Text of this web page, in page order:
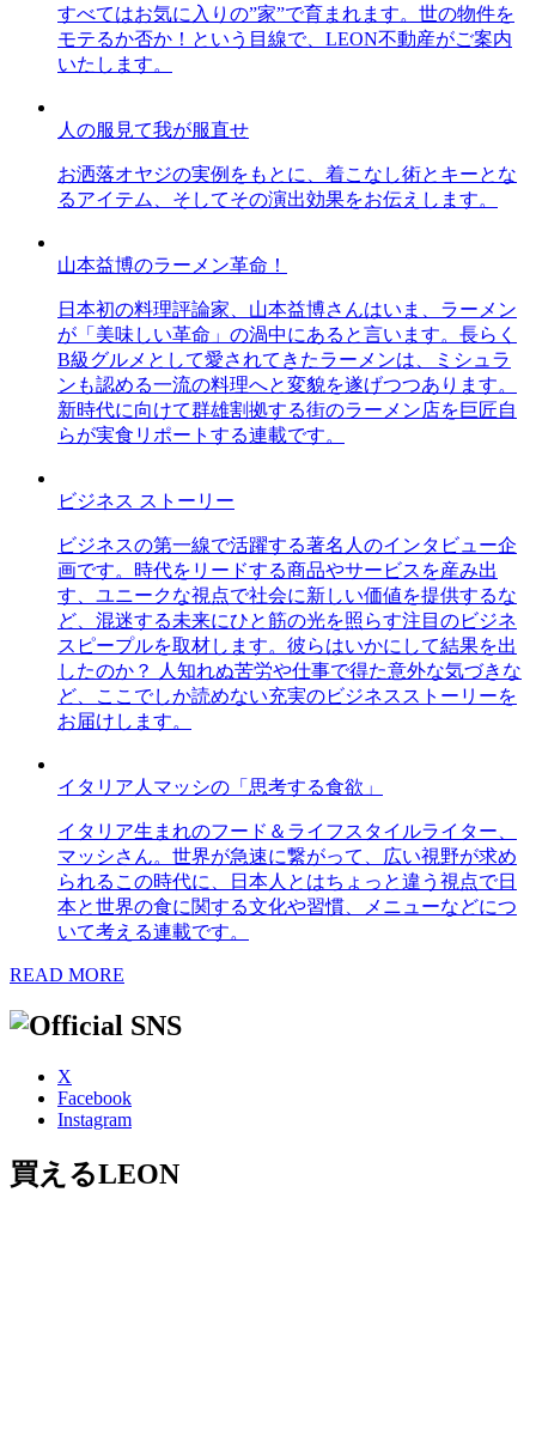
すべてはお気に入りの”家”で育まれます。世の物件を
モテるか否か！という目線で、LEON不動産がご案内
いたします。
人の服見て我が服直せ
お洒落オヤジの実例をもとに、着こなし術とキーとな
るアイテム、そしてその演出効果をお伝えします。
山本益博のラーメン革命！
日本初の料理評論家、山本益博さんはいま、ラーメン
が「美味しい革命」の渦中にあると言います。長らく
B級グルメとして愛されてきたラーメンは、ミシュラ
ンも認める一流の料理へと変貌を遂げつつあります。
新時代に向けて群雄割拠する街のラーメン店を巨匠自
らが実食リポートする連載です。
ビジネス ストーリー
ビジネスの第一線で活躍する著名人のインタビュー企
画です。時代をリードする商品やサービスを産み出
す、ユニークな視点で社会に新しい価値を提供するな
ど、混迷する未来にひと筋の光を照らす注目のビジネ
スピープルを取材します。彼らはいかにして結果を出
したのか？ 人知れぬ苦労や仕事で得た意外な気づきな
ど、ここでしか読めない充実のビジネスストーリーを
お届けします。
イタリア人マッシの「思考する食欲」
イタリア生まれのフード＆ライフスタイルライター、
マッシさん。世界が急速に繋がって、広い視野が求め
られるこの時代に、日本人とはちょっと違う視点で日
本と世界の食に関する文化や習慣、メニューなどにつ
いて考える連載です。
READ MORE
X
Facebook
Instagram
買えるLEON